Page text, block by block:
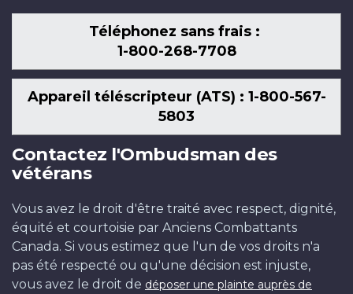
Téléphonez sans frais :
1-800-268-7708
Appareil téléscripteur (ATS) : 1-800-567-
5803
Contactez l'Ombudsman des
vétérans
Vous avez le droit d'être traité avec respect, dignité,
équité et courtoisie par Anciens Combattants
Canada. Si vous estimez que l'un de vos droits n'a
pas été respecté ou qu'une décision est injuste,
vous avez le droit de déposer une plainte auprès de